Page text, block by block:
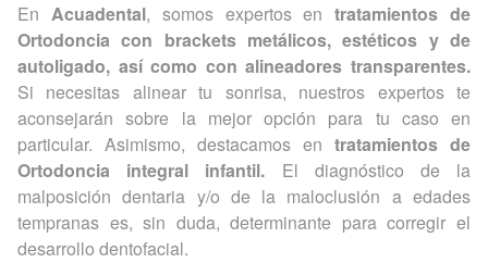
En Acuadental, somos expertos entratamientos de
Ortodoncia con brackets metálicos, estéticos y de
autoligado, así como con alineadores transparentes.
Si necesitas alinear tu sonrisa, nuestros expertos te
aconsejarán sobre la mejor opción para tu caso en
particular. Asimismo, destacamos en tratamientos de
Ortodoncia integral infantil. El diagnóstico de la
malposición dentaria y/o de la maloclusión a edades
tempranas es, sin duda, determinante para corregir el
desarrollo dentofacial.